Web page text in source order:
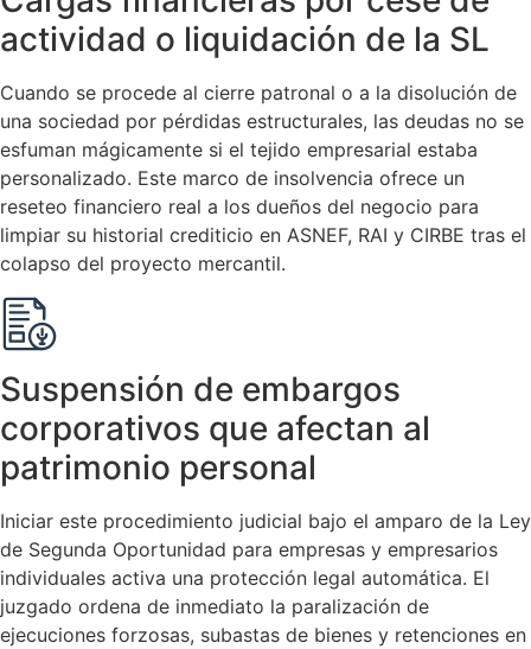
actividad o liquidación de la SL
Cuando se procede al cierre patronal o a la disolución de
una sociedad por pérdidas estructurales, las deudas no se
esfuman mágicamente si el tejido empresarial estaba
personalizado. Este marco de insolvencia ofrece un
reseteo financiero real a los dueños del negocio para
limpiar su historial crediticio en ASNEF, RAI y CIRBE tras el
colapso del proyecto mercantil.
Suspensión de embargos
corporativos que afectan al
patrimonio personal
Iniciar este procedimiento judicial bajo el amparo de la Ley
de Segunda Oportunidad para empresas y empresarios
individuales activa una protección legal automática. El
juzgado ordena de inmediato la paralización de
ejecuciones forzosas, subastas de bienes y retenciones en